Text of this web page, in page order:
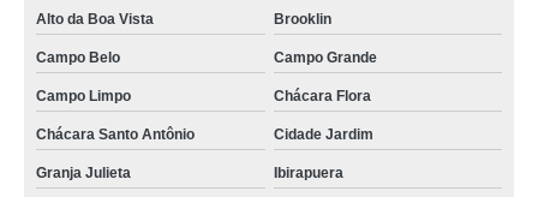
Alto da Boa Vista Brooklin
Campo Belo Campo Grande
Campo Limpo Chácara Flora
Chácara Santo Antônio Cidade Jardim
Granja Julieta Ibirapuera